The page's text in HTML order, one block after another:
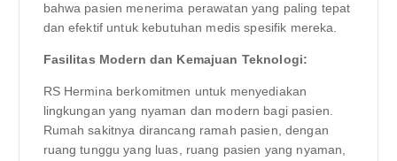
bahwa pasien menerima perawatan yang paling tepat
dan efektif untuk kebutuhan medis spesifik mereka.
Fasilitas Modern dan Kemajuan Teknologi:
RS Hermina berkomitmen untuk menyediakan
lingkungan yang nyaman dan modern bagi pasien.
Rumah sakitnya dirancang ramah pasien, dengan
ruang tunggu yang luas, ruang pasien yang nyaman,